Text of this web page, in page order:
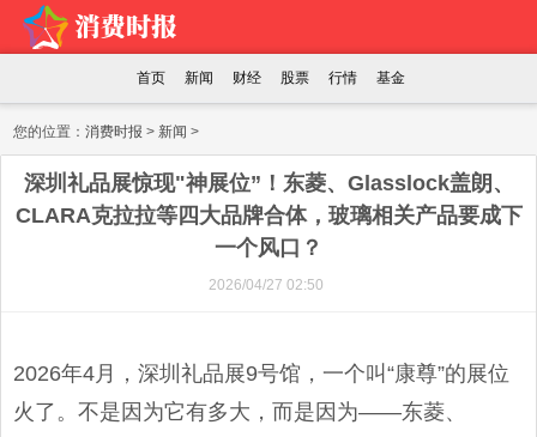
首页 新闻 财经 股票 行情 基金
您的位置：消费时报 > 新闻 >
深圳礼品展惊现"神展位”！东菱、Glasslock盖朗、
CLARA克拉拉等四大品牌合体，玻璃相关产品要成下
一个风口？
2026/04/27 02:50
2026年4月，深圳礼品展9号馆，一个叫“康尊”的展位
火了。不是因为它有多大，而是因为——东菱、